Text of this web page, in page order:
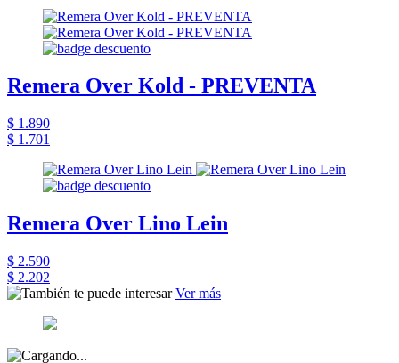
Remera Over Kold - PREVENTA
$ 1.890
$ 1.701
Remera Over Lino Lein
$ 2.590
$ 2.202
Ver más